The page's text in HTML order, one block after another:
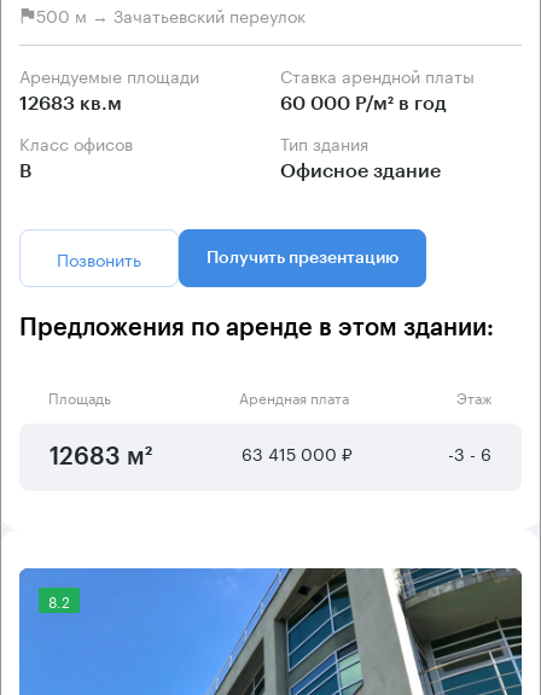
500 м → Зачатьевский переулок
Арендуемые площади
12683 кв.м
Ставка арендной платы
60 000 Р/м² в год
Класс офисов
B
Тип здания
Офисное здание
Позвонить Получить презентацию
Предложения по аренде в этом здании:
Площадь Арендная плата Этаж
12683 м² 63 415 000 ₽ -3 - 6
8.2